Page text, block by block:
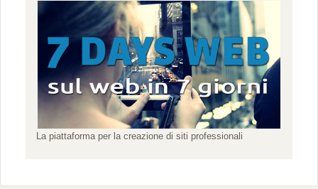
La piattaforma per la creazione di siti professionali